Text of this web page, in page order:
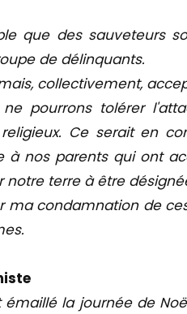
que des sauveteurs
de délinquants.
collectivement,
pourrons tolérer
Ce serait en
à nos parents qui ont
notre terre à être
ma condamnation de
émaillé la journée de